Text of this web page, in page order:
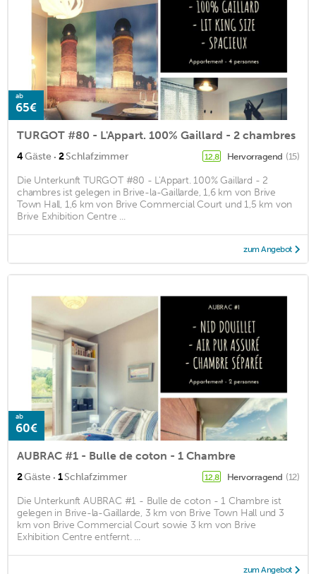
ab
65€
TURGOT #80 - L'Appart. 100% Gaillard - 2 chambres
4Gäste · 2Schlafzimmer 12,8 Hervorragend (15)
Die Unterkunft TURGOT #80 - L'Appart. 100% Gaillard - 2
chambres ist gelegen in Brive-la-Gaillarde, 1,6 km von Brive
Town Hall, 1,6 km von Brive Commercial Court und 1,5 km von
Brive Exhibition Centre ...
zum Angebot
ab
60€
AUBRAC #1 - Bulle de coton - 1 Chambre
2Gäste · 1Schlafzimmer 12,8 Hervorragend (12)
Die Unterkunft AUBRAC #1 - Bulle de coton - 1 Chambre ist
gelegen in Brive-la-Gaillarde, 3 km von Brive Town Hall und 3
km von Brive Commercial Court sowie 3 km von Brive
Exhibition Centre entfernt. ...
zum Angebot